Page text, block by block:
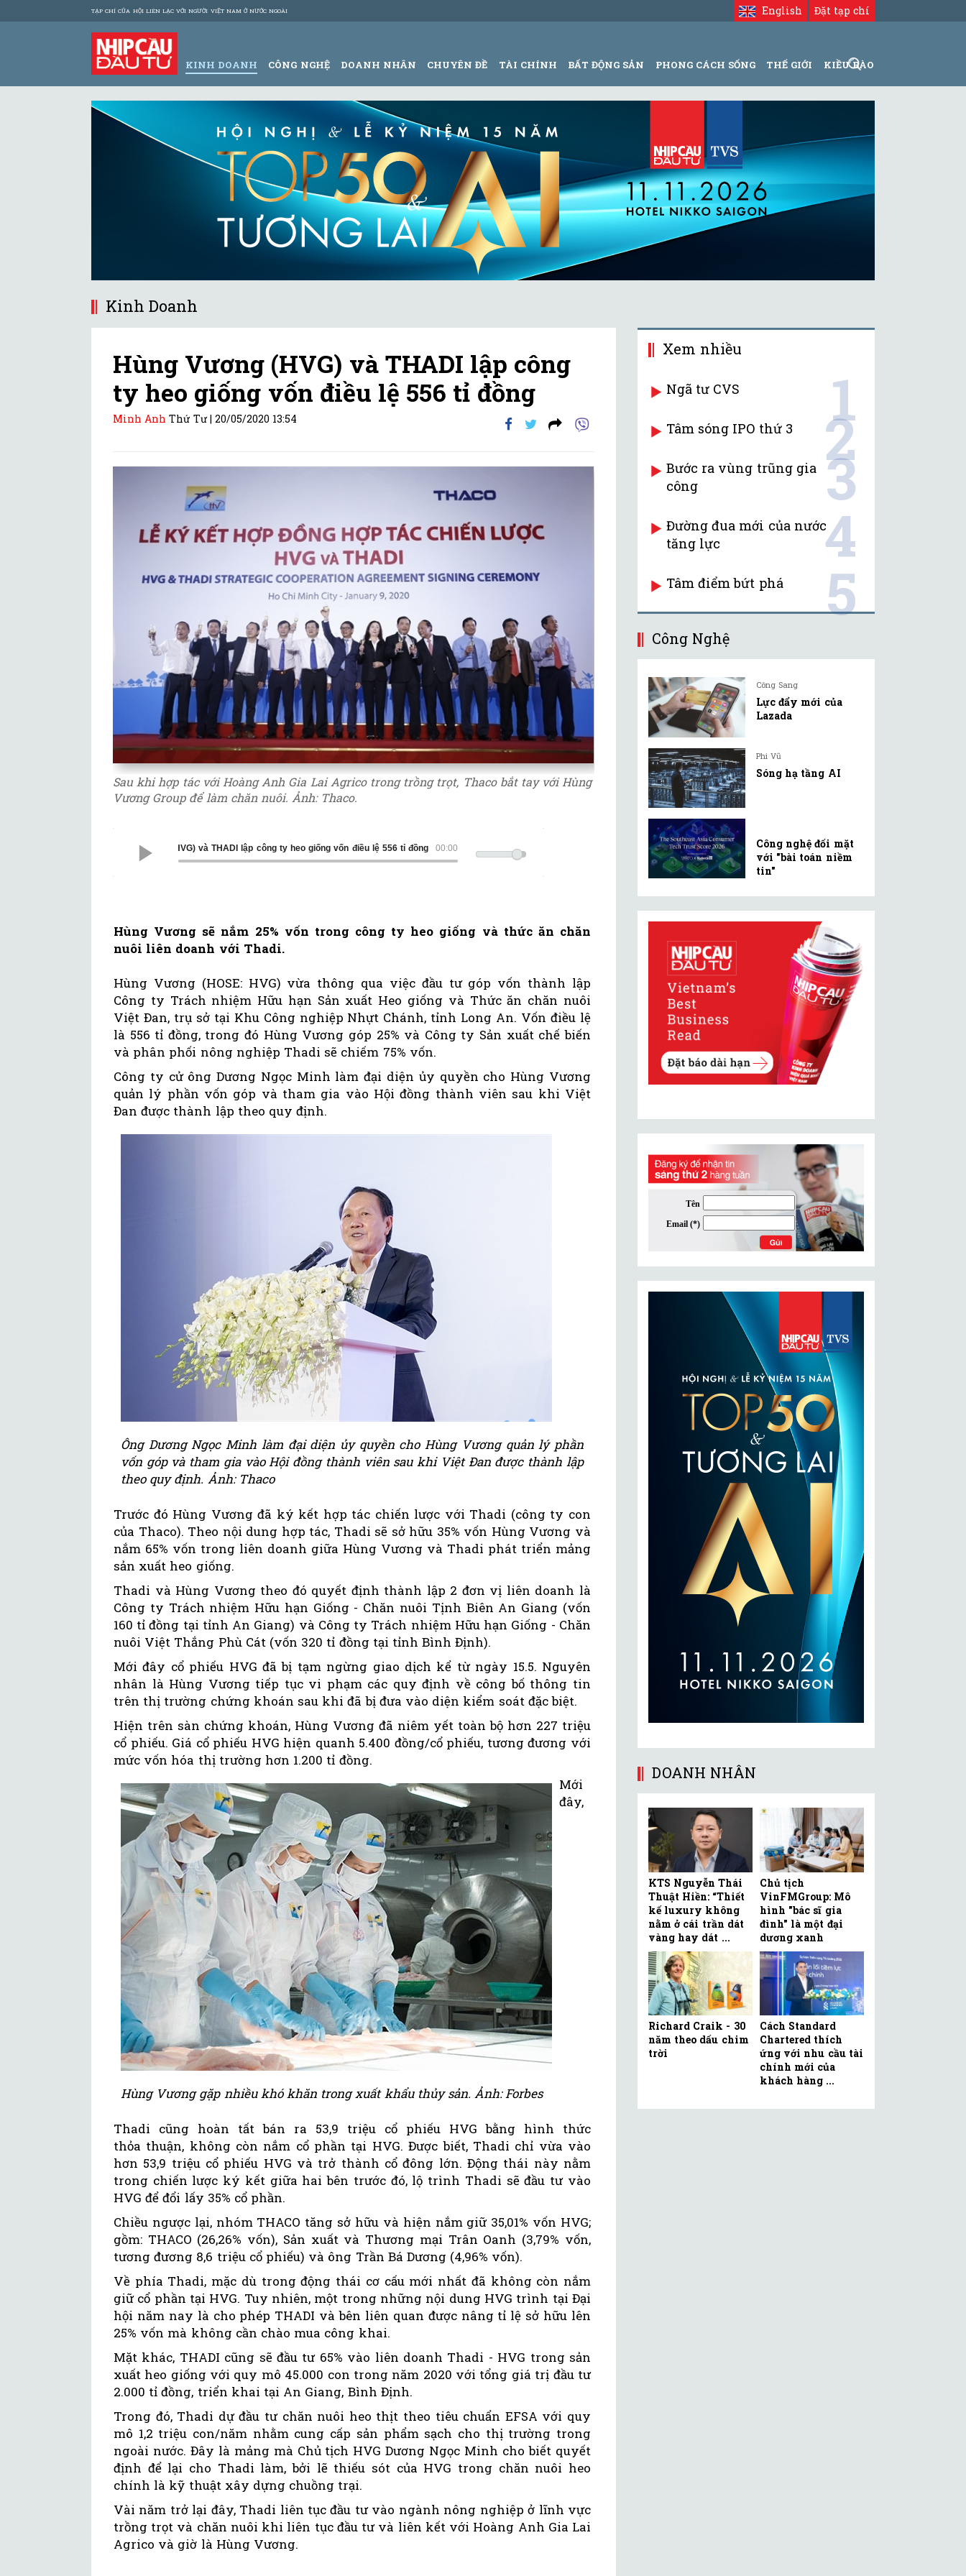
TẠP CHÍ CỦA HỘI LIÊN LẠC VỚI NGƯỜI VIỆT NAM Ở NƯỚC NGOÀI Đặt tạp chí
English
KINH DOANH CÔNG NGHỆ DOANH NHÂN CHUYÊN ĐỀ TÀI CHÍNH BẤT ĐỘNG SẢN PHONG CÁCH SỐNG THẾ GIỚI KIỀU BÀO
Kinh Doanh
Hùng Vương (HVG) và THADI lập công
ty heo giống vốn điều lệ 556 tỉ đồng
Minh Anh Thứ Tư |20/05/2020 13:54
Sau khi hợp tác với Hoàng Anh Gia Lai Agrico trong trồng trọt, Thaco bắt tay với Hùng
Vương Group để làm chăn nuôi. Ảnh: Thaco.
00:00
Hùng Vương (HVG) và THADI lập công ty heo giống vốn điều lệ 556 tỉ đồng
Hùng Vương sẽ nắm 25% vốn trong công ty heo giống và thức ăn chăn
nuôi liên doanh với Thadi.
Hùng Vương (HOSE: HVG) vừa thông qua việc đầu tư góp vốn thành lập
Công ty Trách nhiệm Hữu hạn Sản xuất Heo giống và Thức ăn chăn nuôi
Việt Đan, trụ sở tại Khu Công nghiệp Nhựt Chánh, tỉnh Long An. Vốn điều lệ
là 556 tỉ đồng, trong đó Hùng Vương góp 25% và Công ty Sản xuất chế biến
và phân phối nông nghiệp Thadi sẽ chiếm 75% vốn.
Công ty cử ông Dương Ngọc Minh làm đại diện ủy quyền cho Hùng Vương
quản lý phần vốn góp và tham gia vào Hội đồng thành viên sau khi Việt
Đan được thành lập theo quy định.
Ông Dương Ngọc Minh làm đại diện ủy quyền cho Hùng Vương quản lý phần
vốn góp và tham gia vào Hội đồng thành viên sau khi Việt Đan được thành lập
theo quy định. Ảnh: Thaco
Trước đó Hùng Vương đã ký kết hợp tác chiến lược với Thadi (công ty con
của Thaco). Theo nội dung hợp tác, Thadi sẽ sở hữu 35% vốn Hùng Vương và
nắm 65% vốn trong liên doanh giữa Hùng Vương và Thadi phát triển mảng
sản xuất heo giống.
Thadi và Hùng Vương theo đó quyết định thành lập 2 đơn vị liên doanh là
Công ty Trách nhiệm Hữu hạn Giống - Chăn nuôi Tịnh Biên An Giang (vốn
160 tỉ đồng tại tỉnh An Giang) và Công ty Trách nhiệm Hữu hạn Giống - Chăn
nuôi Việt Thắng Phù Cát (vốn 320 tỉ đồng tại tỉnh Bình Định).
Mới đây cổ phiếu HVG đã bị tạm ngừng giao dịch kể từ ngày 15.5. Nguyên
nhân là Hùng Vương tiếp tục vi phạm các quy định về công bố thông tin
trên thị trường chứng khoán sau khi đã bị đưa vào diện kiểm soát đặc biệt.
Hiện trên sàn chứng khoán, Hùng Vương đã niêm yết toàn bộ hơn 227 triệu
cổ phiếu. Giá cổ phiếu HVG hiện quanh 5.400 đồng/cổ phiếu, tương đương với
mức vốn hóa thị trường hơn 1.200 tỉ đồng.
Hùng Vương gặp nhiều khó khăn trong xuất khẩu thủy sản. Ảnh: Forbes
Mới
đây,
Thadi cũng hoàn tất bán ra 53,9 triệu cổ phiếu HVG bằng hình thức
thỏa thuận, không còn nắm cổ phần tại HVG. Được biết, Thadi chỉ vừa vào
hơn 53,9 triệu cổ phiếu HVG và trở thành cổ đông lớn. Động thái này nằm
trong chiến lược ký kết giữa hai bên trước đó, lộ trình Thadi sẽ đầu tư vào
HVG để đổi lấy 35% cổ phần.
Chiều ngược lại, nhóm THACO tăng sở hữu và hiện nắm giữ 35,01% vốn HVG;
gồm: THACO (26,26% vốn), Sản xuất và Thương mại Trân Oanh (3,79% vốn,
tương đương 8,6 triệu cổ phiếu) và ông Trần Bá Dương (4,96% vốn).
Về phía Thadi, mặc dù trong động thái cơ cấu mới nhất đã không còn nắm
giữ cổ phần tại HVG. Tuy nhiên, một trong những nội dung HVG trình tại Đại
hội năm nay là cho phép THADI và bên liên quan được nâng tỉ lệ sở hữu lên
25% vốn mà không cần chào mua công khai.
Mặt khác, THADI cũng sẽ đầu tư 65% vào liên doanh Thadi - HVG trong sản
xuất heo giống với quy mô 45.000 con trong năm 2020 với tổng giá trị đầu tư
2.000 tỉ đồng, triển khai tại An Giang, Bình Định.
Trong đó, Thadi dự đầu tư chăn nuôi heo thịt theo tiêu chuẩn EFSA với quy
mô 1,2 triệu con/năm nhằm cung cấp sản phẩm sạch cho thị trường trong
ngoài nước. Đây là mảng mà Chủ tịch HVG Dương Ngọc Minh cho biết quyết
định để lại cho Thadi làm, bởi lẽ thiếu sót của HVG trong chăn nuôi heo
chính là kỹ thuật xây dựng chuồng trại.
Vài năm trở lại đây, Thadi liên tục đầu tư vào ngành nông nghiệp ở lĩnh vực
trồng trọt và chăn nuôi khi liên tục đầu tư và liên kết với Hoàng Anh Gia Lai
Agrico và giờ là Hùng Vương.
Xem nhiều
Ngã tư CVS 1
Tâm sóng IPO thứ 3 2
Bước ra vùng trũng gia
công
3
Đường đua mới của nước
tăng lực
4
Tâm điểm bứt phá 5
Công Nghệ
Công Sang
Lực đẩy mới của
Lazada
Phi Vũ
Sóng hạ tầng AI
Công nghệ đối mặt
với "bài toán niềm
tin"
DOANH NHÂN
KTS Nguyễn Thái
Thuật Hiền: “Thiết
kế luxury không
nằm ở cái trần dát
vàng hay dát ...
Chủ tịch
VinFMGroup: Mô
hình "bác sĩ gia
đình" là một đại
dương xanh
Richard Craik - 30
năm theo dấu chim
trời
Cách Standard
Chartered thích
ứng với nhu cầu tài
chính mới của
khách hàng ...